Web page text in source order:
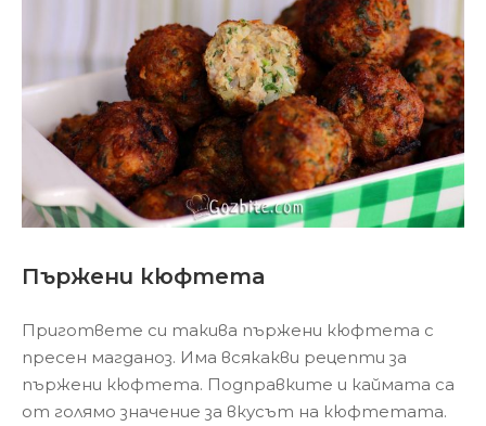
Пържени кюфтета
Пригответе си такива пържени кюфтета с
пресен магданоз. Има всякакви рецепти за
пържени кюфтета. Подправките и каймата са
от голямо значение за вкусът на кюфтетата.